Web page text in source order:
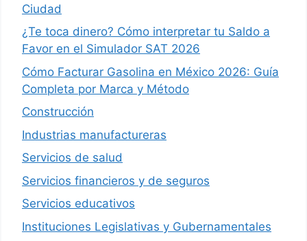
Ciudad
¿Te toca dinero? Cómo interpretar tu Saldo a
Favor en el Simulador SAT 2026
Cómo Facturar Gasolina en México 2026: Guía
Completa por Marca y Método
Construcción
Industrias manufactureras
Servicios de salud
Servicios financieros y de seguros
Servicios educativos
Instituciones Legislativas y Gubernamentales